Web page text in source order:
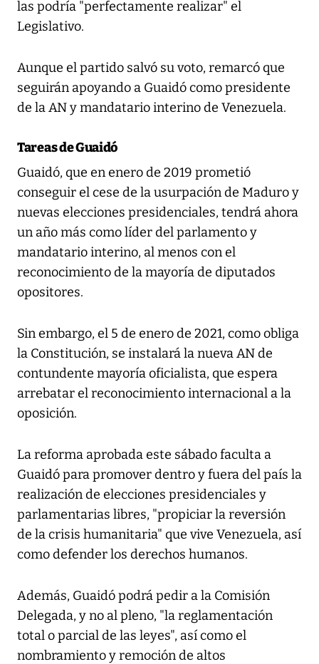
las podría "perfectamente realizar" el
Legislativo.
Aunque el partido salvó su voto, remarcó que
seguirán apoyando a Guaidó como presidente
de la AN y mandatario interino de Venezuela.
Tareas de Guaidó
Guaidó, que en enero de 2019 prometió
conseguir el cese de la usurpación de Maduro y
nuevas elecciones presidenciales, tendrá ahora
un año más como líder del parlamento y
mandatario interino, al menos con el
reconocimiento de la mayoría de diputados
opositores.
Sin embargo, el 5 de enero de 2021, como obliga
la Constitución, se instalará la nueva AN de
contundente mayoría oficialista, que espera
arrebatar el reconocimiento internacional a la
oposición.
La reforma aprobada este sábado faculta a
Guaidó para promover dentro y fuera del país la
realización de elecciones presidenciales y
parlamentarias libres, "propiciar la reversión
de la crisis humanitaria" que vive Venezuela, así
como defender los derechos humanos.
Además, Guaidó podrá pedir a la Comisión
Delegada, y no al pleno, "la reglamentación
total o parcial de las leyes", así como el
nombramiento y remoción de altos